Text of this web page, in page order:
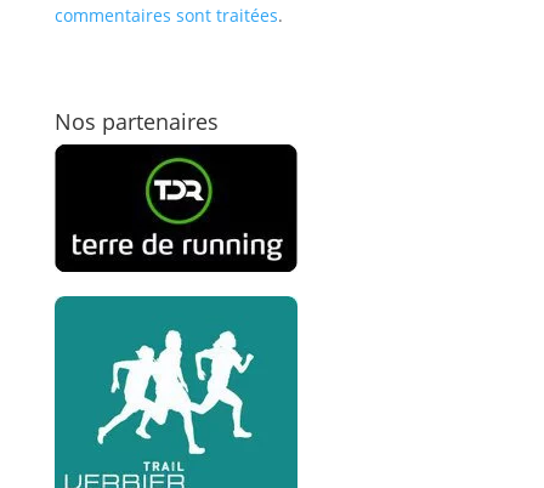
commentaires sont traitées.
Nos partenaires